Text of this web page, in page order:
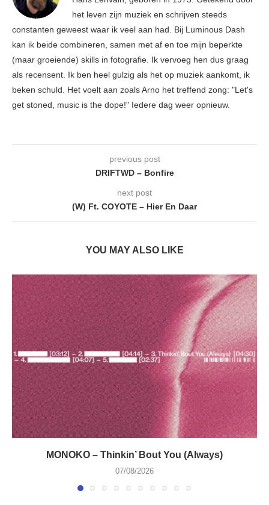
het leven zijn muziek en schrijven steeds
constanten geweest waar ik veel aan had. Bij Luminous Dash
kan ik beide combineren, samen met af en toe mijn beperkte
(maar groeiende) skills in fotografie. Ik vervoeg hen dus graag
als recensent. Ik ben heel gulzig als het op muziek aankomt, ik
beken schuld. Het voelt aan zoals Arno het treffend zong: "Let's
get stoned, music is the dope!" Iedere dag weer opnieuw.
previous post
DRIFTWD – Bonfire
next post
(W) Ft. COYOTE – Hier En Daar
YOU MAY ALSO LIKE
MONOKO – Thinkin’ Bout You (Always)
07/08/2026